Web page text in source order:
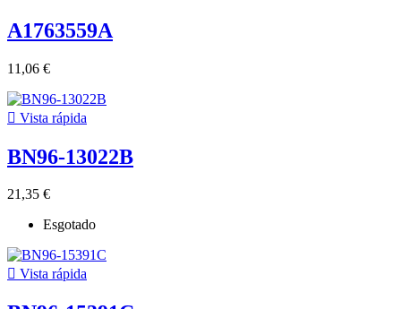
A1763559A
11,06 €
 Vista rápida
BN96-13022B
21,35 €
Esgotado
 Vista rápida